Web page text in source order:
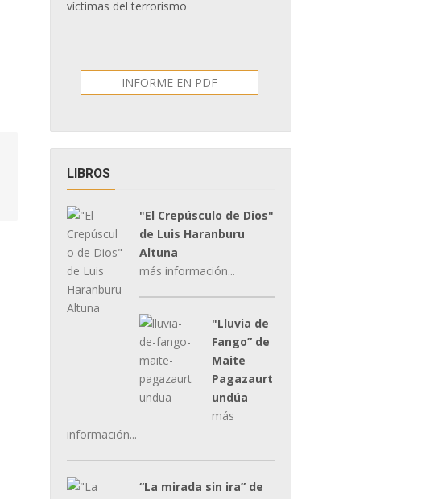
víctimas del terrorismo
INFORME EN PDF
LIBROS
"El Crepúsculo de Dios"
de Luis Haranburu
Altuna
más información...
"Lluvia de
Fango” de
Maite
Pagazaurt
undúa
más
información...
“La mirada sin ira” de